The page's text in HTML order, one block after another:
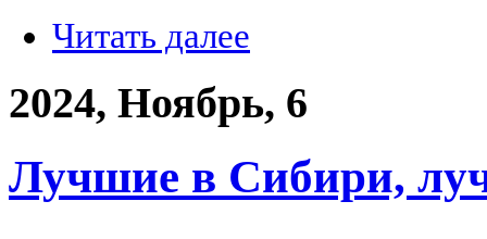
Читать далее
2024, Ноябрь, 6
Лучшие в Сибири,